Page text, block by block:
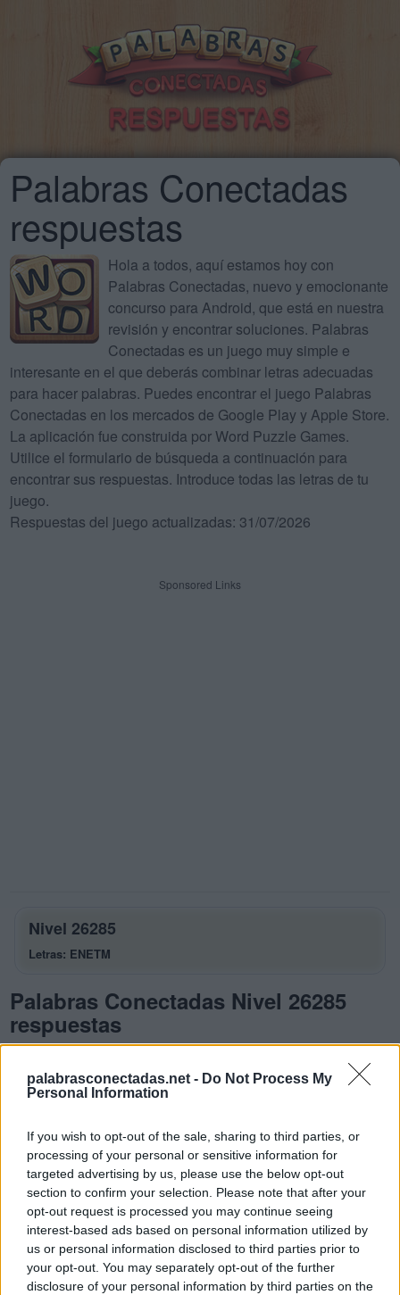
palabrasconectadas.net - Do Not Process My
Personal Information
If you wish to opt-out of the sale, sharing to third parties, or
processing of your personal or sensitive information for
targeted advertising by us, please use the below opt-out
section to confirm your selection. Please note that after your
opt-out request is processed you may continue seeing
interest-based ads based on personal information utilized by
us or personal information disclosed to third parties prior to
your opt-out. You may separately opt-out of the further
disclosure of your personal information by third parties on the
Palabras Conectadas
respuestas
Hola a todos, aquí estamos hoy con
Palabras Conectadas, nuevo y emocionante
concurso para Android, que está en nuestra
revisión y encontrar soluciones. Palabras
Conectadas es un juego muy simple e
interesante en el que deberás combinar letras adecuadas
para hacer palabras. Puedes encontrar el juego Palabras
Conectadas en los mercados de Google Play y Apple Store.
La aplicación fue construida por Word Puzzle Games.
Utilice el formulario de búsqueda a continuación para
encontrar sus respuestas. Introduce todas las letras de tu
juego.
Respuestas del juego actualizadas: 31/07/2026
Sponsored Links
Nivel 26285
Letras: ENETM
Palabras Conectadas Nivel 26285
respuestas
La respuesta a este rompecabezas es:
E
N
E
M
E T
E
T
E M
E
M
E T E
N
Palabras extra:
M
E N
E